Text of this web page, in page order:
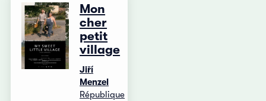
Mon
cher
petit
village
Jiří
Menzel
République